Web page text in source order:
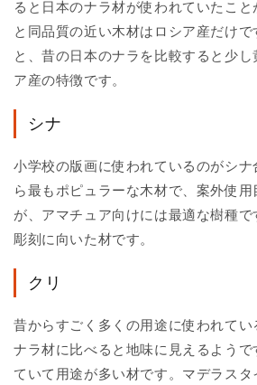
ると日本のナラ材が使われていたこ
と同品質の近い木材はロシア産だけ
と、昔の日本のナラを比較すると少
ア産の特徴です。
シナ
小学校の版画に使われているのがシ
ら最もポピュラーな木材で、案外使
が、アマチュア向けには最適な樹種
彫刻に向いた材です。
クリ
昔からすごく多くの用途に使われてい
ナラ材に比べると地味に見えるよう
ていて用途が多い材です。マデラス